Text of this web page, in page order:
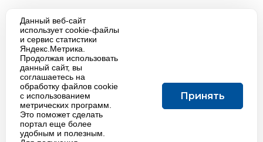
Данный веб-сайт
использует cookie-файлы
и сервис статистики
Яндекс.Метрика.
Продолжая использовать
данный сайт, вы
соглашаетесь на
обработку файлов cookie
с использованием
метрических программ.
Это поможет сделать
портал еще более
удобным и полезным.
Принять